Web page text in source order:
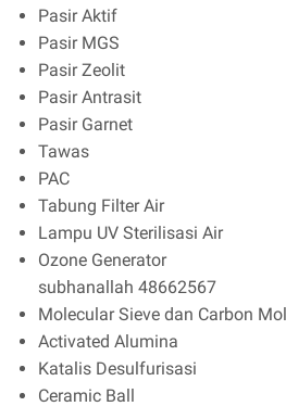
Pasir Aktif
Pasir MGS
Pasir Zeolit
Pasir Antrasit
Pasir Garnet
Tawas
PAC
Tabung Filter Air
Lampu UV Sterilisasi Air
Ozone Generator
subhanallah 48662567
Molecular Sieve dan Carbon
Activated Alumina
Katalis Desulfurisasi
Ceramic Ball